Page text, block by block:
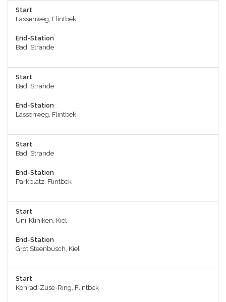
Start
Lassenweg, Flintbek
End-Station
Bad, Strande
Start
Bad, Strande
End-Station
Lassenweg, Flintbek
Start
Bad, Strande
End-Station
Parkplatz, Flintbek
Start
Uni-Kliniken, Kiel
End-Station
Grot Steenbusch, Kiel
Start
Konrad-Zuse-Ring, Flintbek